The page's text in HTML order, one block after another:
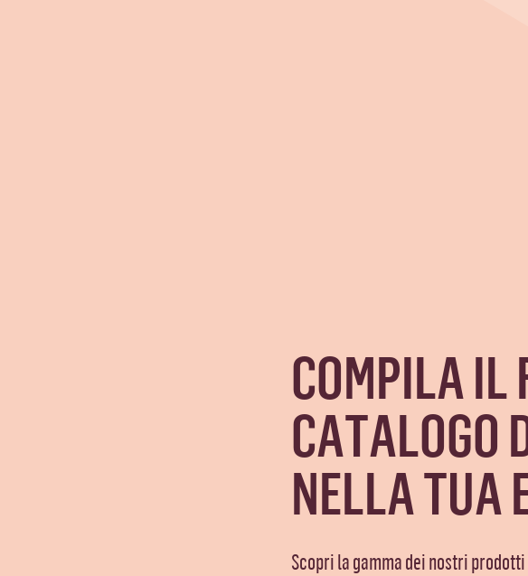
COMPILA IL
CATALOGO
NELLA TUA
Scopri la gamma dei nostri